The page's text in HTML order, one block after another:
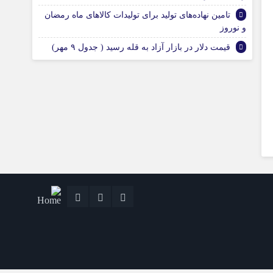
تامین نهاده‌های تولید برای تولیدات کالاهای ماه رمضان
و نوروز
قیمت دلار در بازار آزاد به قله رسید ( جدول ۹ مهر)